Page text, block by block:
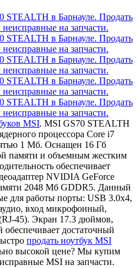
MSI. MSI GS70 STEALTH
процессора Core i7
1 Мб. Оснащен 16 Гб
памяти и объемным жестким
обеспечивает
NVIDIA GeForce
2048 Мб GDDR5. Данный
для работы порты: USB 3.0x4,
вход микрофонный,
45). Экран 17.3 дюймов,
достаточный
продать ноутбук MSI
высокой цене? Мы купим
MSI на запчасти.